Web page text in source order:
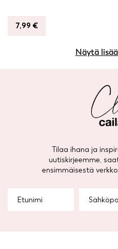
7,99 €
Näytä
Tilaa ihana ja
uutiskirjeemme,
ensimmäisestä